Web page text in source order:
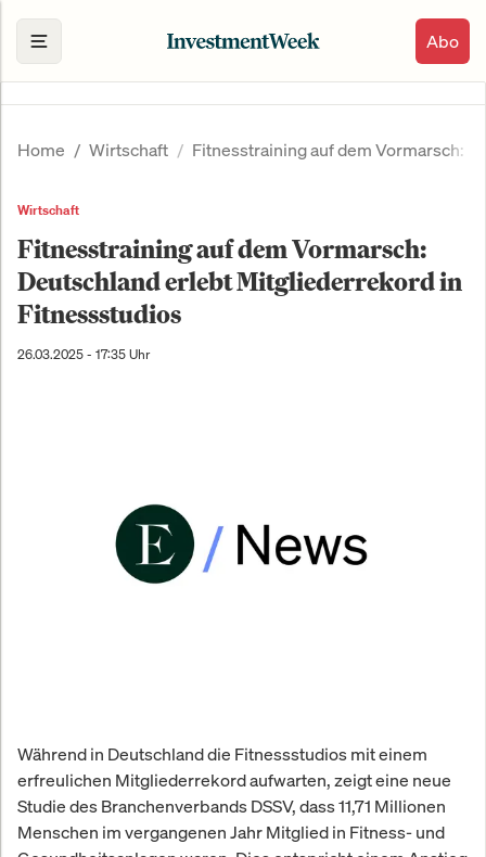
Abo
Home Wirtschaft Fitnesstraining auf dem Vormarsch:
Wirtschaft
Fitnesstraining auf dem Vormarsch:
Deutschland erlebt Mitgliederrekord in
Fitnessstudios
26.03.2025 - 17:35 Uhr
Während in Deutschland die Fitnessstudios mit einem
erfreulichen Mitgliederrekord aufwarten, zeigt eine neue
Studie des Branchenverbands DSSV, dass 11,71 Millionen
Menschen im vergangenen Jahr Mitglied in Fitness- und